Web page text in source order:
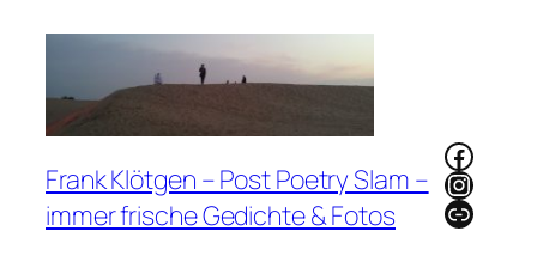
Frank Klötgen – Post Poetry Slam –
immer frische Gedichte & Fotos
Link